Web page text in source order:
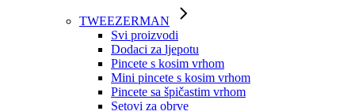
TWEEZERMAN
Svi proizvodi
Dodaci za ljepotu
Pincete s kosim vrhom
Mini pincete s kosim vrhom
Pincete sa špičastim vrhom
Setovi za obrve